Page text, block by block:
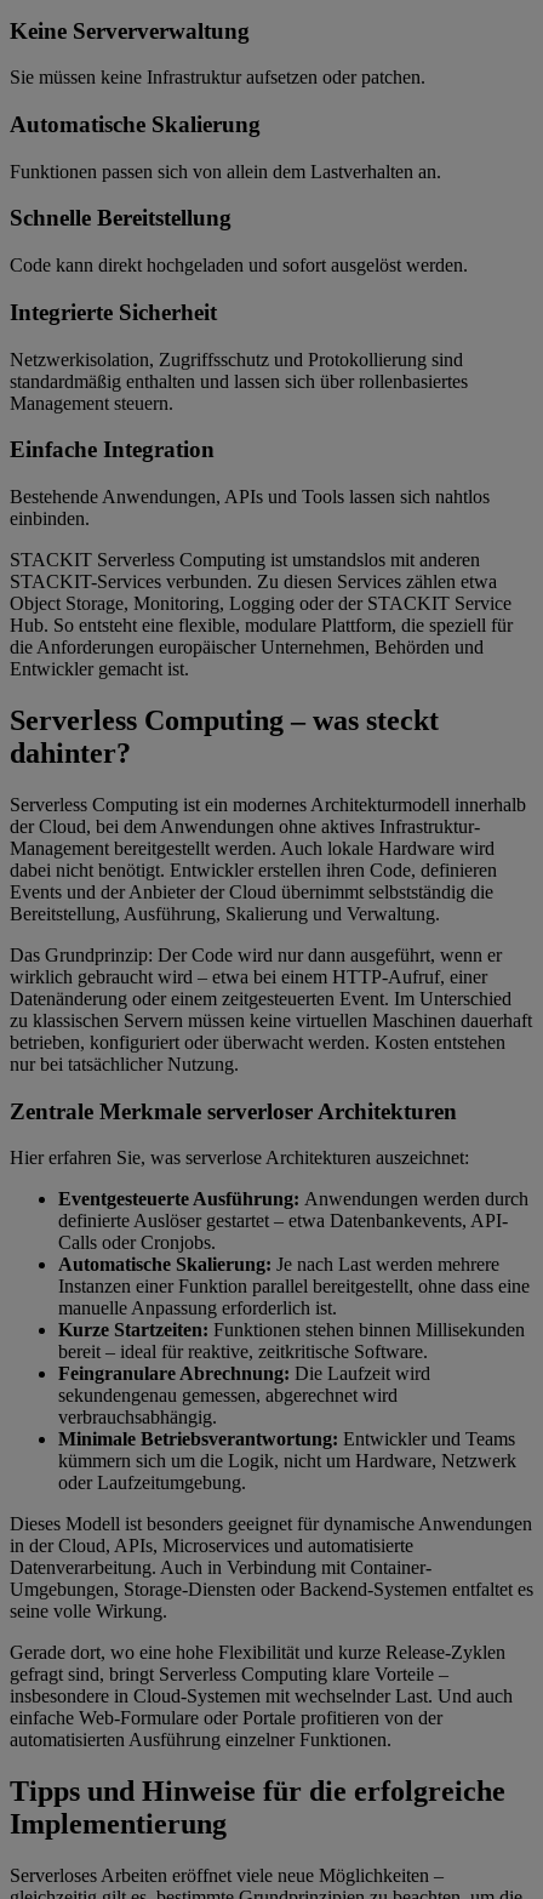
Keine Serververwaltung
Sie müssen keine Infrastruktur aufsetzen oder patchen.
Automatische Skalierung
Funktionen passen sich von allein dem Lastverhalten an.
Schnelle Bereitstellung
Code kann direkt hochgeladen und sofort ausgelöst werden.
Integrierte Sicherheit
Netzwerkisolation, Zugriffsschutz und Protokollierung sind
standardmäßig enthalten und lassen sich über rollenbasiertes
Management steuern.
Einfache Integration
Bestehende Anwendungen, APIs und Tools lassen sich nahtlos
einbinden.
STACKIT Serverless Computing ist umstandslos mit anderen
STACKIT-Services verbunden. Zu diesen Services zählen etwa
Object Storage, Monitoring, Logging oder der STACKIT Service
Hub. So entsteht eine flexible, modulare Plattform, die speziell für
die Anforderungen europäischer Unternehmen, Behörden und
Entwickler gemacht ist.
Serverless Computing – was steckt
dahinter?
Serverless Computing ist ein modernes Architekturmodell innerhalb
der Cloud, bei dem Anwendungen ohne aktives Infrastruktur-
Management bereitgestellt werden. Auch lokale Hardware wird
dabei nicht benötigt. Entwickler erstellen ihren Code, definieren
Events und der Anbieter der Cloud übernimmt selbstständig die
Bereitstellung, Ausführung, Skalierung und Verwaltung.
Das Grundprinzip: Der Code wird nur dann ausgeführt, wenn er
wirklich gebraucht wird – etwa bei einem HTTP-Aufruf, einer
Datenänderung oder einem zeitgesteuerten Event. Im Unterschied
zu klassischen Servern müssen keine virtuellen Maschinen dauerhaft
betrieben, konfiguriert oder überwacht werden. Kosten entstehen
nur bei tatsächlicher Nutzung.
Zentrale Merkmale serverloser Architekturen
Hier erfahren Sie, was serverlose Architekturen auszeichnet:
Eventgesteuerte Ausführung: Anwendungen werden durch
definierte Auslöser gestartet – etwa Datenbankevents, API-
Calls oder Cronjobs.
Automatische Skalierung: Je nach Last werden mehrere
Instanzen einer Funktion parallel bereitgestellt, ohne dass eine
manuelle Anpassung erforderlich ist.
Kurze Startzeiten: Funktionen stehen binnen Millisekunden
bereit – ideal für reaktive, zeitkritische Software.
Feingranulare Abrechnung: Die Laufzeit wird
sekundengenau gemessen, abgerechnet wird
verbrauchsabhängig.
Minimale Betriebsverantwortung: Entwickler und Teams
kümmern sich um die Logik, nicht um Hardware, Netzwerk
oder Laufzeitumgebung.
Dieses Modell ist besonders geeignet für dynamische Anwendungen
in der Cloud, APIs, Microservices und automatisierte
Datenverarbeitung. Auch in Verbindung mit Container-
Umgebungen, Storage-Diensten oder Backend-Systemen entfaltet es
seine volle Wirkung.
Gerade dort, wo eine hohe Flexibilität und kurze Release-Zyklen
gefragt sind, bringt Serverless Computing klare Vorteile –
insbesondere in Cloud-Systemen mit wechselnder Last. Und auch
einfache Web-Formulare oder Portale profitieren von der
automatisierten Ausführung einzelner Funktionen.
Tipps und Hinweise für die erfolgreiche
Implementierung
Serverloses Arbeiten eröffnet viele neue Möglichkeiten –